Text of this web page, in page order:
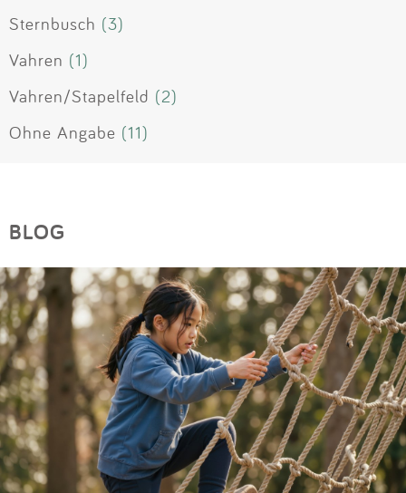
Sternbusch (3)
Vahren (1)
Vahren/Stapelfeld (2)
Ohne Angabe (11)
BLOG